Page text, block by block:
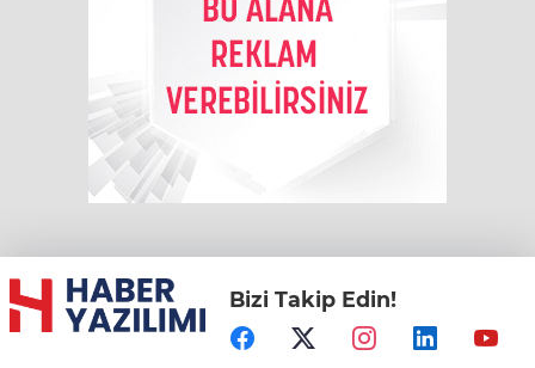
Bizi Takip Edin!